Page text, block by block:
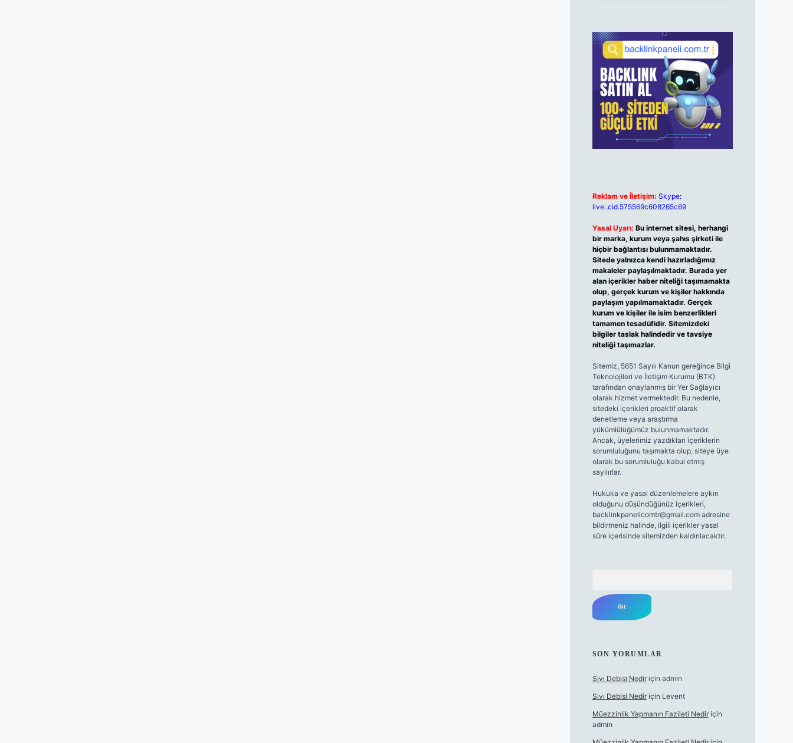
Reklam ve İletişim: Skype:
live:.cid.575569c608265c69
Yasal Uyarı: Bu internet sitesi, herhangi
bir marka, kurum veya şahıs şirketi ile
hiçbir bağlantısı bulunmamaktadır.
Sitede yalnızca kendi hazırladığımız
makaleler paylaşılmaktadır. Burada yer
alan içerikler haber niteliği taşımamakta
olup, gerçek kurum ve kişiler hakkında
paylaşım yapılmamaktadır. Gerçek
kurum ve kişiler ile isim benzerlikleri
tamamen tesadüfidir. Sitemizdeki
bilgiler taslak halindedir ve tavsiye
niteliği taşımazlar.
Sitemiz, 5651 Sayılı Kanun gereğince Bilgi
Teknolojileri ve İletişim Kurumu (BTK)
tarafından onaylanmış bir Yer Sağlayıcı
olarak hizmet vermektedir. Bu nedenle,
sitedeki içerikleri proaktif olarak
denetleme veya araştırma
yükümlülüğümüz bulunmamaktadır.
Ancak, üyelerimiz yazdıkları içeriklerin
sorumluluğunu taşımakta olup, siteye üye
olarak bu sorumluluğu kabul etmiş
sayılırlar.
Hukuka ve yasal düzenlemelere aykırı
olduğunu düşündüğünüz içerikleri,
backlinkpanelicomtr@gmail.comadresine
bildirmeniz halinde, ilgili içerikler yasal
süre içerisinde sitemizden kaldırılacaktır.
SON YORUMLAR
Sıvı Debisi Nediriçin admin
Sıvı Debisi Nediriçin Levent
Müezzinlik Yapmanın Fazileti Nediriçin
admin